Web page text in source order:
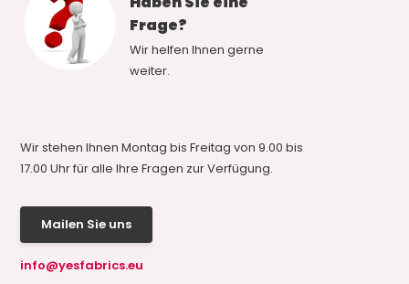
Frage?
Wir helfen Ihnen gerne
weiter.
Wir stehen Ihnen Montag bis Freitag von 9.00 bis
17.00 Uhr für alle Ihre Fragen zur Verfügung.
Mailen Sie uns
info@yesfabrics.eu